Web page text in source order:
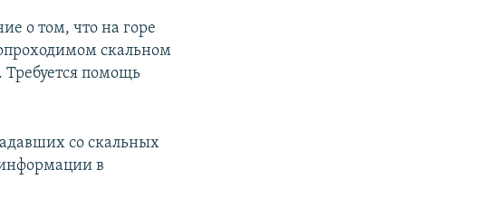
о том, что на горе
скальном
Требуется помощь
со скальных
в